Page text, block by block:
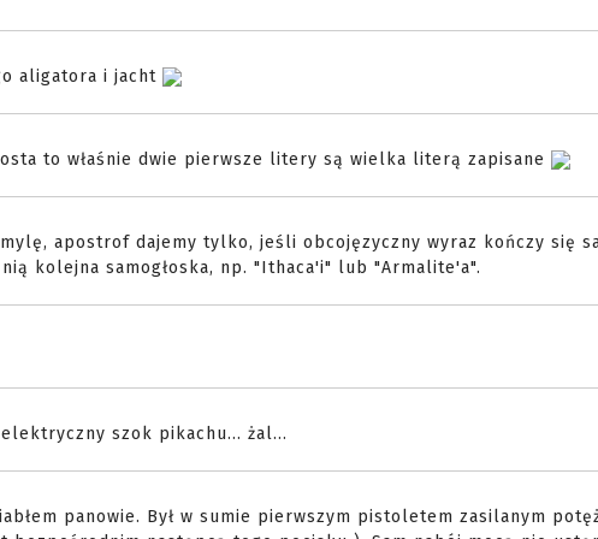
aligatora i jacht
to właśnie dwie pierwsze litery są wielka literą zapisane
apostrof dajemy tylko, jeśli obcojęzyczny wyraz kończy się
kolejna samogłoska, np. "Ithaca'i" lub "Armalite'a".
szok pikachu... żal...
panowie. Był w sumie pierwszym pistoletem zasilanym